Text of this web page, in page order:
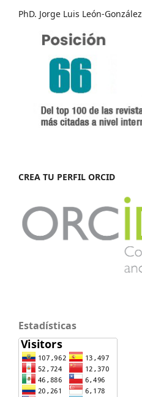
PhD. Jorge Luis León-González
CREA TU PERFIL ORCID
Estadísticas